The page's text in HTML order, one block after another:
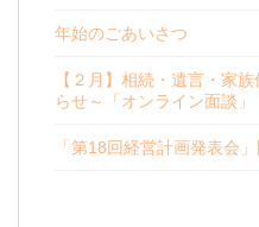
年始のごあいさつ
【２月】相続・遺言・家
らせ～「オンライン面談」
「第18回経営計画発表会